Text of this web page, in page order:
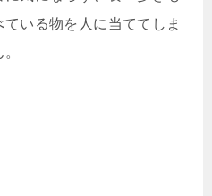
いる物を人に当ててしま